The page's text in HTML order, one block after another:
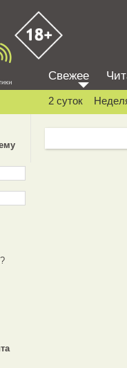
Свежее
2 суток